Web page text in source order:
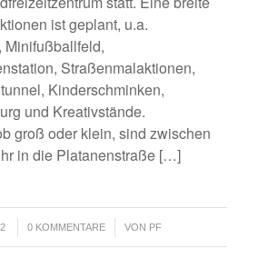
ist geplant, u.a.
Minifußballfeld,
Straßenmalaktionen,
Kinderschminken,
und Kreativstände.
groß oder klein, sind zwischen
in die Platanenstraße […]
0 KOMMENTARE
/ VON PF